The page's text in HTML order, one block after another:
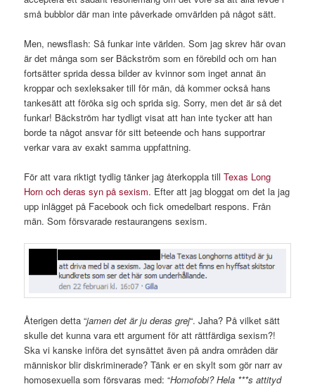
små bubblor där man inte påverkade omvärlden på något sätt.
Men, newsflash: Så funkar inte världen. Som jag skrev här ovan
är det många som ser Bäckström som en förebild och om han
fortsätter sprida dessa bilder av kvinnor som inget annat än
kroppar och sexleksaker till för män, då kommer också hans
tankesätt att föröka sig och sprida sig. Sorry, men det är så det
funkar! Bäckström har tydligt visat att han inte tycker att han
borde ta något ansvar för sitt beteende och hans supportrar
verkar vara av exakt samma uppfattning.
För att vara riktigt tydlig tänker jag återkoppla tillTexas Long
Horn och deras syn på sexism. Efter att jag bloggat om det la jag
upp inlägget på Facebook och fick omedelbart respons. Från
män. Som försvarade restaurangens sexism.
Återigen detta “jamen det är ju deras grej“. Jaha? På vilket sätt
skulle det kunna vara ett argument för att rättfärdiga sexism?!
Ska vi kanske införa det synsättet även på andra områden där
människor blir diskriminerade? Tänk er en skylt som gör narr av
homosexuella som försvaras med: “Homofobi? Hela ***s attityd